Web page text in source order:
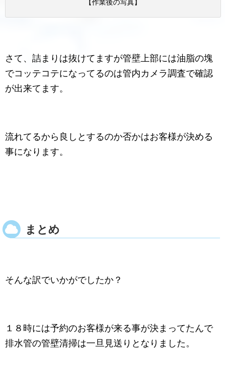
【作業後の写真】
さて、詰まりは抜けてますが管壁上部には油脂の塊
でコッテコテになってるのは管内カメラ調査で確認
が出来てます。
流れてるから良しとするのか否かはお客様が決める
事になります。
まとめ
そんな訳でいかがでしたか？
１８時には予約のお客様が来る事が決まってたんで
排水管の管壁清掃は一旦見送りとなりました。